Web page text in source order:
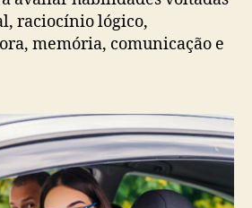
raciocínio lógico,
memória, comunicação e